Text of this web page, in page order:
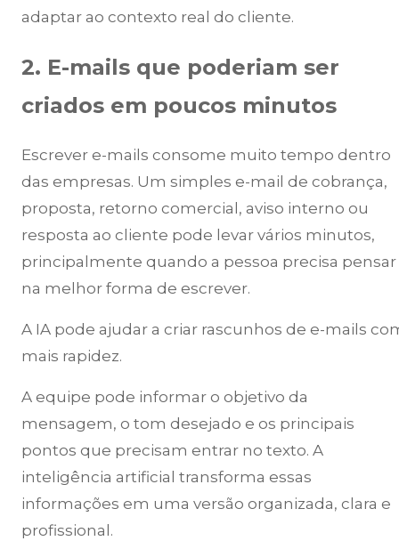
adaptar ao contexto real do cliente.
2. E-mails que poderiam ser
criados em poucos minutos
Escrever e-mails consome muito tempo dentro
das empresas. Um simples e-mail de cobrança,
proposta, retorno comercial, aviso interno ou
resposta ao cliente pode levar vários minutos,
principalmente quando a pessoa precisa pensar
na melhor forma de escrever.
A IA pode ajudar a criar rascunhos de e-mails
mais rapidez.
A equipe pode informar o objetivo da
mensagem, o tom desejado e os principais
pontos que precisam entrar no texto. A
inteligência artificial transforma essas
informações em uma versão organizada, clara e
profissional.